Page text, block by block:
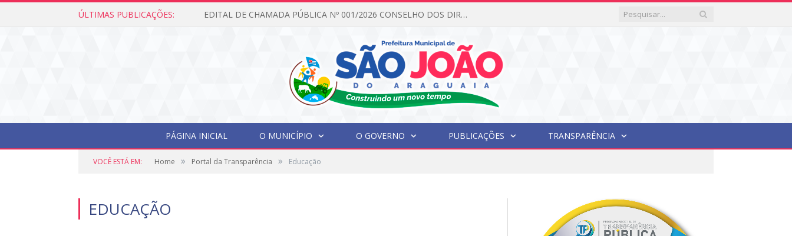
ÚLTIMAS PUBLICAÇÕES: EDITAL DE CHAMADA PÚBLICA Nº 001/2026 CONSELHO DOS DIREITOS DA CRIANÇA E DO ADOLESCENTE
PÁGINA INICIAL O MUNICÍPIO O GOVERNO PUBLICAÇÕES TRANSPARÊNCIA
VOCÊ ESTÁ EM: Home » Portal da Transparência » Educação
EDUCAÇÃO